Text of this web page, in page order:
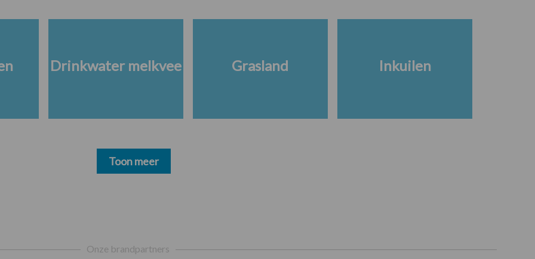
Drinkwater melkvee Grasland Inkuilen
Toon meer
Onze brandpartners